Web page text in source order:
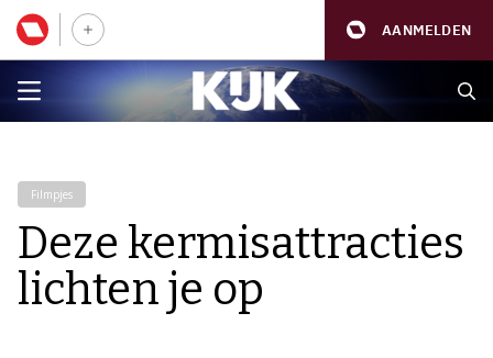
AANMELDEN
Filmpjes
Deze kermisattracties
lichten je op